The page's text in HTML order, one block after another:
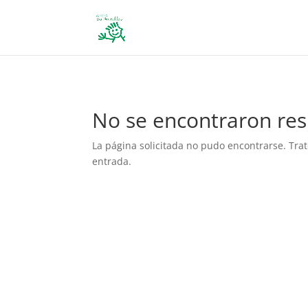
No se encontraron
La página solicitada no pudo encontrarse.
entrada.